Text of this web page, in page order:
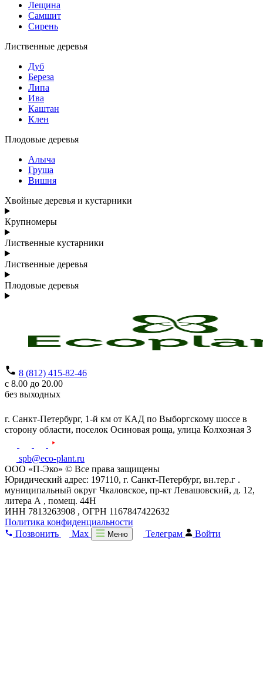
Лещина
Самшит
Сирень
Лиственные деревья
Дуб
Береза
Липа
Ива
Каштан
Клен
Плодовые деревья
Алыча
Груша
Вишня
Хвойные деревья и кустарники
Крупномеры
Лиственные кустарники
Лиственные деревья
Плодовые деревья
8 (812) 415-82-46
с 8.00 до 20.00
без выходных
г. Санкт-Петербург, 1-й км от КАД по Выборгскому шоссе в
сторону области, поселок Осиновая роща, улица Колхозная 3
spb@eco-plant.ru
ООО «П-Эко» © Все права защищены
Юридический адрес: 197110, г. Санкт-Петербург, вн.тер.г .
муниципальный округ Чкаловское, пр-кт Левашовский, д. 12,
литера А , помещ. 44Н
ИНН 7813263908 , ОГРН 1167847422632
Политика конфиденциальности
Позвонить
Max Меню Телеграм Войти